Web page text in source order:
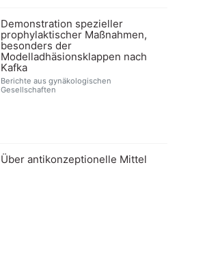
Demonstration spezieller
prophylaktischer Maßnahmen,
besonders der
Modelladhäsionsklappen nach
Kafka
Berichte aus gynäkologischen
Gesellschaften
Über antikonzeptionelle Mittel